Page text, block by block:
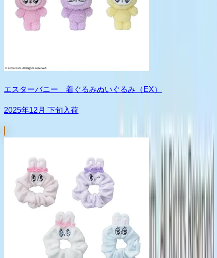
エスターバニー 着ぐるみぬいぐるみ（EX）
2025年12月 下旬入荷